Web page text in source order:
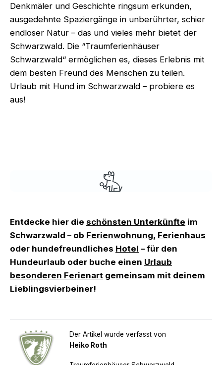
Denkmäler und Geschichte ringsum erkunden,
ausgedehnte Spaziergänge in unberührter, schier
endloser Natur – das und vieles mehr bietet der
Schwarzwald. Die “Traumferienhäuser
Schwarzwald“ ermöglichen es, dieses Erlebnis mit
dem besten Freund des Menschen zu teilen.
Urlaub mit Hund im Schwarzwald – probiere es
aus!
Entdecke hier die schönsten Unterkünfte im
Schwarzwald – ob Ferienwohnung, Ferienhaus
oder hundefreundliches Hotel – für den
Hundeurlaub oder buche einen Urlaub
besonderen Ferienart gemeinsam mit deinem
Lieblingsvierbeiner!
Der Artikel wurde verfasst von
Heiko Roth